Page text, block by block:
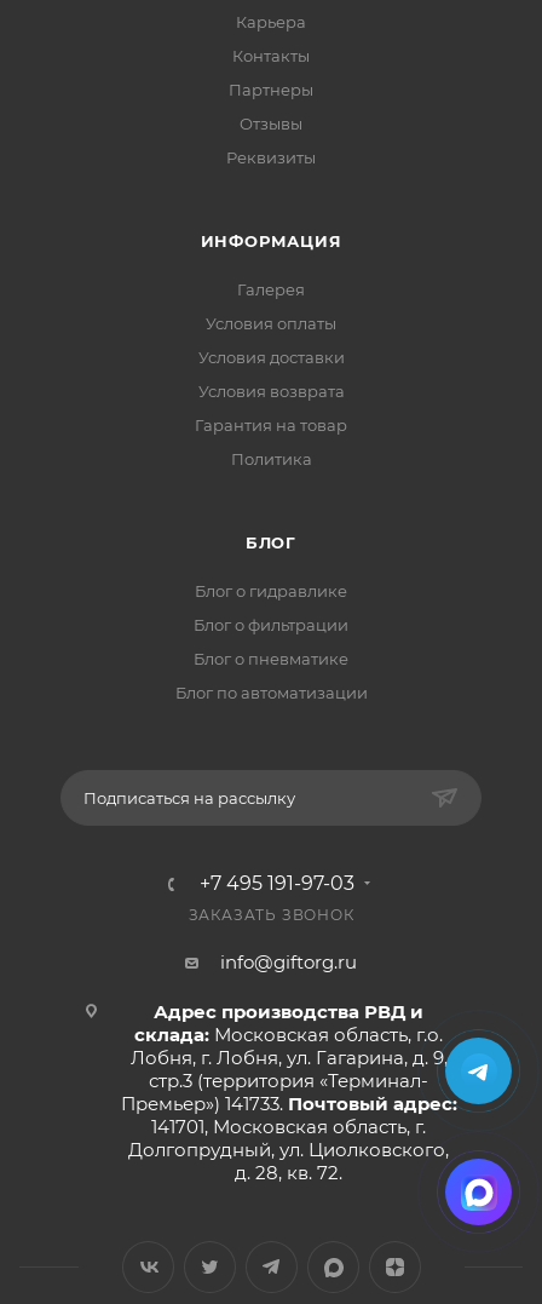
Карьера
Контакты
Партнеры
Отзывы
Реквизиты
ИНФОРМАЦИЯ
Галерея
Условия оплаты
Условия доставки
Условия возврата
Гарантия на товар
Политика
БЛОГ
Блог о гидравлике
Блог о фильтрации
Блог о пневматике
Блог по автоматизации
Подписаться на рассылку
+7 495 191-97-03
ЗАКАЗАТЬ ЗВОНОК
info@giftorg.ru
Адрес производства РВД и
склада: Московская область, г.о.
Лобня, г. Лобня, ул. Гагарина, д. 9,
стр.3 (территория «Терминал-
Премьер») 141733. Почтовый адрес:
141701, Московская область, г.
Долгопрудный, ул. Циолковского,
д. 28, кв. 72.